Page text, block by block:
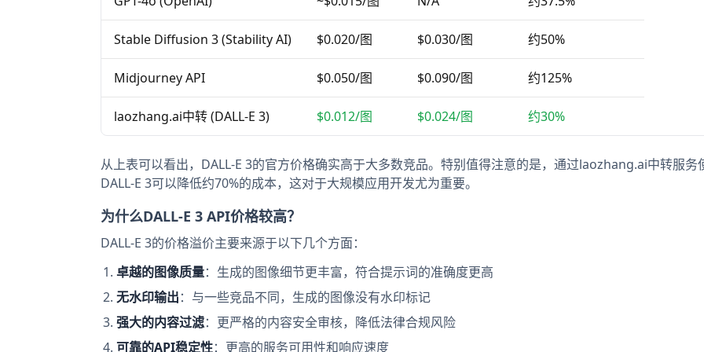
Stable Diffusion 3 (Stability AI) $0.020/图 $0.030/图 约50%
Midjourney API $0.050/图 $0.090/图 约125%
laozhang.ai中转 (DALL-E 3) $0.012/图 $0.024/图 约30%
从上表可以看出，DALL-E 3的官方价格确实高于大多数竞品。特别值得注意的是，通过laozhang.ai中转服务
DALL-E 3可以降低约70%的成本，这对于大规模应用开发尤为重要。
为什么DALL-E 3 API价格较高？
DALL-E 3的价格溢价主要来源于以下几个方面：
卓越的图像质量：生成的图像细节更丰富，符合提示词的准确度更高
无水印输出：与一些竞品不同，生成的图像没有水印标记
强大的内容过滤：更严格的内容安全审核，降低法律合规风险
可靠的API稳定性：更高的服务可用性和响应速度